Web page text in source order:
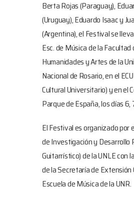
Berta Rojas (Paraguay),
(Uruguay), Eduardo Isaac y
(Argentina), el Festival se
Esc. de Música de la Facultad
Humanidades y Artes de la
Nacional de Rosario, en el
Cultural Universitario) y en el
Parque de España, los días 6,
El Festival es organizado por
de Investigación y Desarrollo
Guitarrístico) de la UNLE con
de la Secretaría de Extensión
Escuela de Música de la UNR.